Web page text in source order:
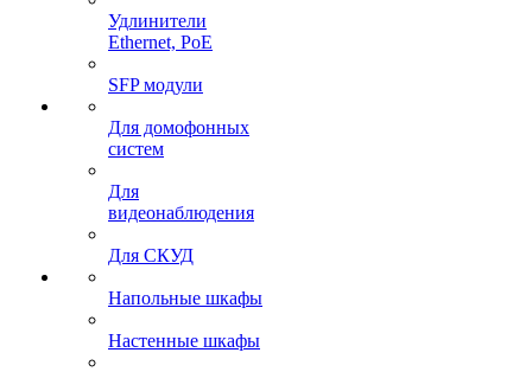
Удлинители
Ethernet, PoE
SFP модули
Для домофонных
систем
Для
видеонаблюдения
Для СКУД
Напольные шкафы
Настенные шкафы